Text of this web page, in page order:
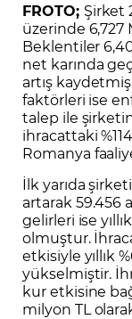
FROTO; Şirket
üzerinde 6,727
Beklentiler
net karında
artış kaydetmiş
faktörleri ise
talep ile
ihracattaki
Romanya
İlk yarıda
artarak 59.456
gelirleri ise
olmuştur.
etkisiyle yıllık
yükselmiştir.
kur etkisine
milyon TL